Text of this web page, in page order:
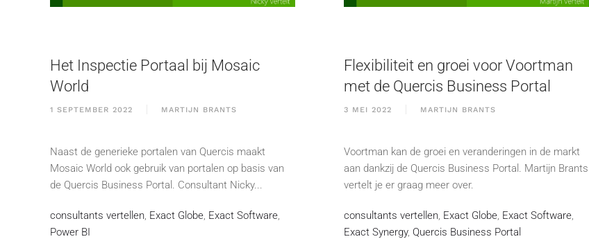
Het Inspectie Portaal bij Mosaic
World
1 SEPTEMBER 2022 MARTIJN BRANTS
Naast de generieke portalen van Quercis maakt
Mosaic World ook gebruik van portalen op basis van
de Quercis Business Portal. Consultant Nicky...
consultants vertellen, Exact Globe, Exact Software,
Power BI
Flexibiliteit en groei voor Voortman
met de Quercis Business Portal
3 MEI 2022 MARTIJN BRANTS
Voortman kan de groei en veranderingen in de markt
aan dankzij de Quercis Business Portal. Martijn Brants
vertelt je er graag meer over.
consultants vertellen, Exact Globe, Exact Software,
Exact Synergy,Quercis Business Portal